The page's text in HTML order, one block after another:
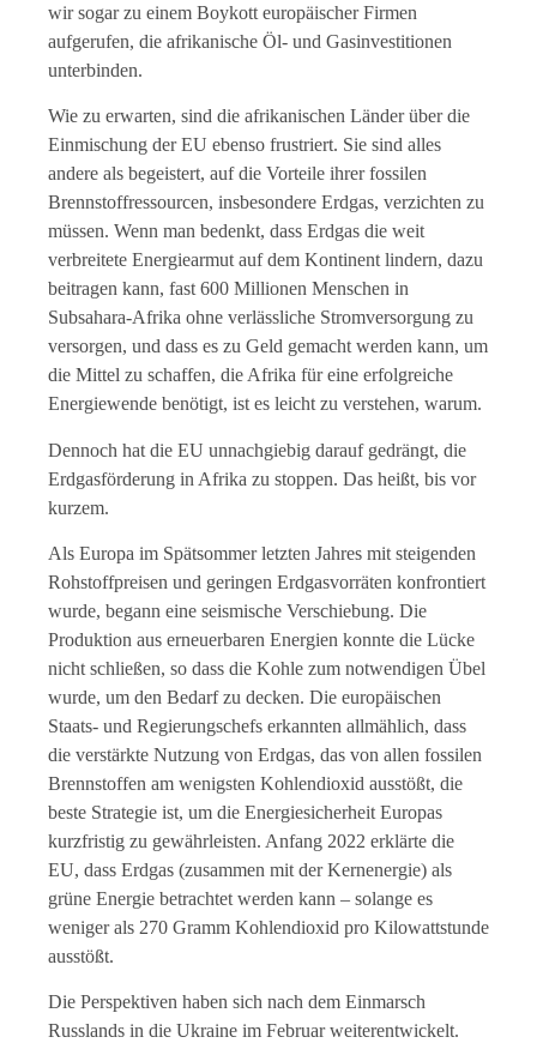
wir sogar zu einem Boykott europäischer Firmen
aufgerufen, die afrikanische Öl- und Gasinvestitionen
unterbinden.
Wie zu erwarten, sind die afrikanischen Länder über die
Einmischung der EU ebenso frustriert. Sie sind alles
andere als begeistert, auf die Vorteile ihrer fossilen
Brennstoffressourcen, insbesondere Erdgas, verzichten zu
müssen. Wenn man bedenkt, dass Erdgas die weit
verbreitete Energiearmut auf dem Kontinent lindern, dazu
beitragen kann, fast 600 Millionen Menschen in
Subsahara-Afrika ohne verlässliche Stromversorgung zu
versorgen, und dass es zu Geld gemacht werden kann, um
die Mittel zu schaffen, die Afrika für eine erfolgreiche
Energiewende benötigt, ist es leicht zu verstehen, warum.
Dennoch hat die EU unnachgiebig darauf gedrängt, die
Erdgasförderung in Afrika zu stoppen. Das heißt, bis vor
kurzem.
Als Europa im Spätsommer letzten Jahres mit steigenden
Rohstoffpreisen und geringen Erdgasvorräten konfrontiert
wurde, begann eine seismische Verschiebung. Die
Produktion aus erneuerbaren Energien konnte die Lücke
nicht schließen, so dass die Kohle zum notwendigen Übel
wurde, um den Bedarf zu decken. Die europäischen
Staats- und Regierungschefs erkannten allmählich, dass
die verstärkte Nutzung von Erdgas, das von allen fossilen
Brennstoffen am wenigsten Kohlendioxid ausstößt, die
beste Strategie ist, um die Energiesicherheit Europas
kurzfristig zu gewährleisten. Anfang 2022 erklärte die
EU, dass Erdgas (zusammen mit der Kernenergie) als
grüne Energie betrachtet werden kann – solange es
weniger als 270 Gramm Kohlendioxid pro Kilowattstunde
ausstößt.
Die Perspektiven haben sich nach dem Einmarsch
Russlands in die Ukraine im Februar weiterentwickelt.